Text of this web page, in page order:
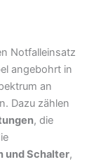
Notfalleinsatz
angebohrt in
an
Dazu zählen
, die
und Schalter,